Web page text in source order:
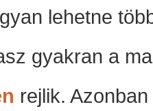
lehetne
gyakran a
rejlik.